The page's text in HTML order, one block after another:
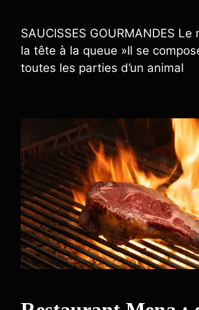
SAUCISSES GOURMANDES
la tête à la queue »Il se
toutes les parties d’un animal